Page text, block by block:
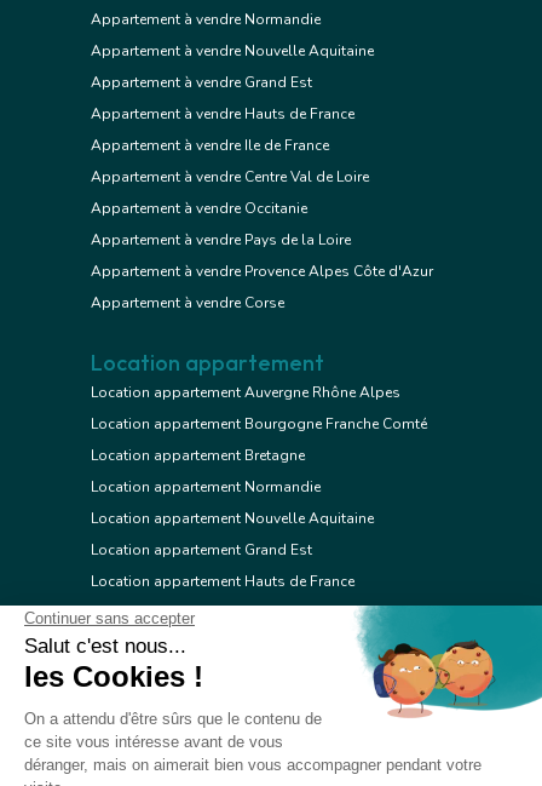
Appartement à vendre Normandie
Appartement à vendre Nouvelle Aquitaine
Appartement à vendre Grand Est
Appartement à vendre Hauts de France
Appartement à vendre Ile de France
Appartement à vendre Centre Val de Loire
Appartement à vendre Occitanie
Appartement à vendre Pays de la Loire
Appartement à vendre Provence Alpes Côte d'Azur
Appartement à vendre Corse
Location appartement
Location appartement Auvergne Rhône Alpes
Location appartement Bourgogne Franche Comté
Location appartement Bretagne
Location appartement Normandie
Location appartement Nouvelle Aquitaine
Location appartement Grand Est
Location appartement Hauts de France
Location appartement Ile de France
Location appartement Centre Val de Loire
Location appartement Occitanie
Location appartement Provence Alpes Côte d'Azur
Location appartement Corse